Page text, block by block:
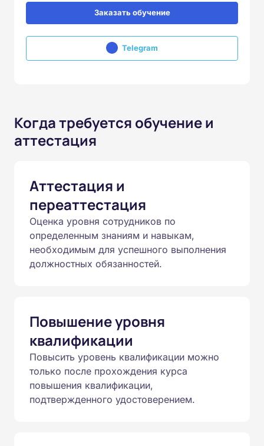
Заказать обучение
Telegram
Когда требуется обучение и
аттестация
Аттестация и
переаттестация
Оценка уровня сотрудников по
определенным знаниям и навыкам,
необходимым для успешного выполнения
должностных обязанностей.
Повышение уровня
квалификации
Повысить уровень квалификации можно
только после прохождения курса
повышения квалификации,
подтвержденного удостоверением.